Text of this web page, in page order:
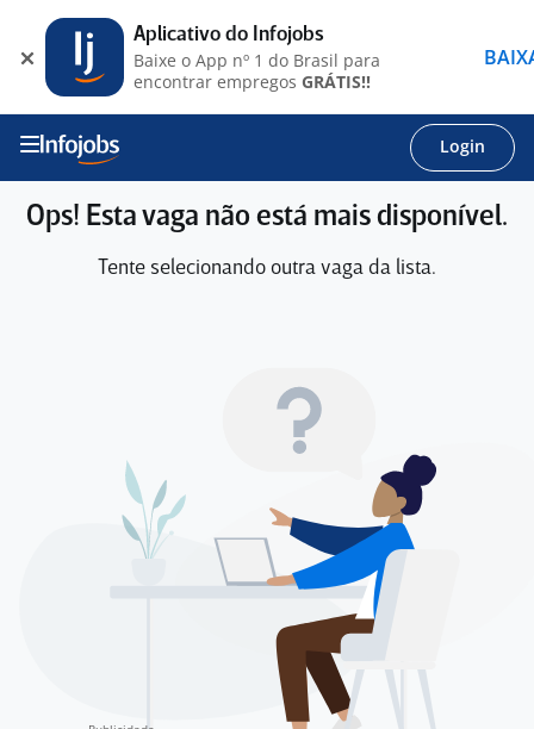
Login
Ops! Esta vaga não está mais disponível.
Tente selecionando outra vaga da lista.
Aplicativo do Infojobs
Baixe o App nº 1 do Brasil para
encontrar empregos GRÁTIS!!